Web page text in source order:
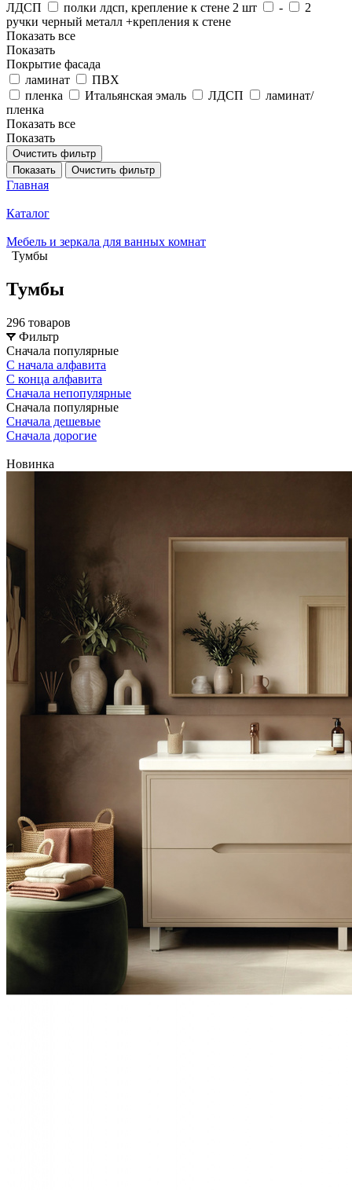
ЛДСП
полки лдсп, крепление к стене 2 шт -
2
ручки черный металл +крепления к стене
Показать все
Показать
Покрытие фасада
ламинат
ПВХ
пленка
Итальянская эмаль ЛДСП
ламинат/
пленка
Показать все
Показать
Очистить фильтр
Показать
Очистить фильтр
Главная
Каталог
Мебель и зеркала для ванных комнат
Тумбы
Тумбы
296 товаров
Фильтр
Сначала популярные
С начала алфавита
С конца алфавита
Сначала непопулярные
Сначала популярные
Сначала дешевые
Сначала дорогие
Новинка